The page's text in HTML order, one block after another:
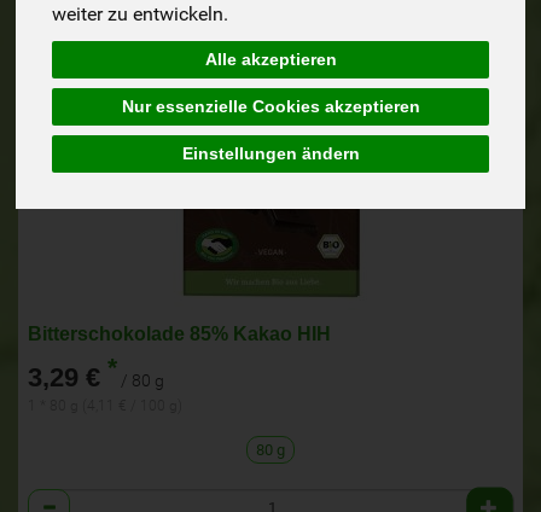
weiter zu entwickeln.
Alle akzeptieren
Nur essenzielle Cookies akzeptieren
Einstellungen ändern
Bitterschokolade 85% Kakao HIH
3,29 € * / 80 g
80 g
Anzahl